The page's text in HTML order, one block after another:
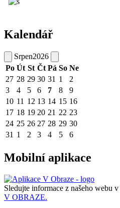
Kalendář
Srpen2026
Po Út St Čt Pá So Ne
27 28 29 30 31 1
2
3
4 5 6 7 8
9
10 11 12 13 14 15 16
17 18 19 20 21 22 23
24 25 26 27 28 29 30
31 1 2 3 4 5 6
Mobilní aplikace
Sledujte informace z našeho webu v
V OBRAZE.